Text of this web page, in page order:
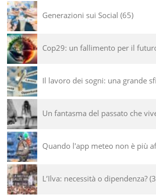
Generazioni sui Social 65
Cop29: un fallimento per il
Il lavoro dei sogni: una grande
Un fantasma del passato che
Quando l'app meteo non è più
L’Ilva: necessità o dipendenza?